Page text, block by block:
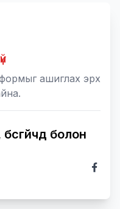
ашиглах эрх
болон